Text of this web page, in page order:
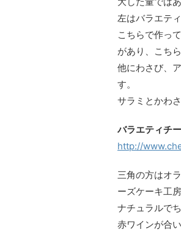
左はバラエテ
こちらで作っ
があり、こち
他にわさび、
す。
サラミとかわ
バラエティチ
http://
三角の方はオ
ーズケーキ工
ナチュラルで
赤ワインが合